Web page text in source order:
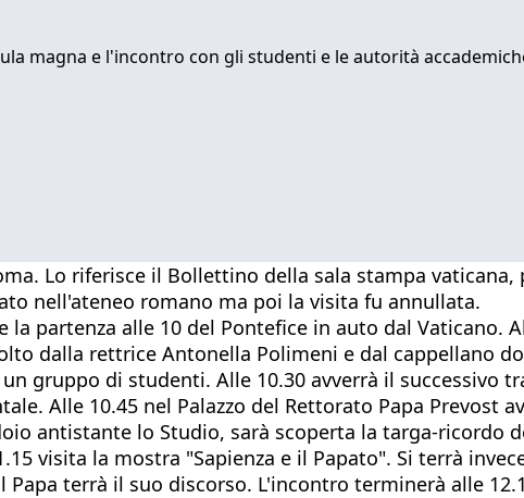
magna e l'incontro con gli studenti e le autorità
Lo riferisce il Bollettino della sala stampa
nell'ateneo romano ma poi la visita fu annullata.
partenza alle 10 del Pontefice in auto dal Vaticano.
dalla rettrice Antonella Polimeni e dal cappellano
gruppo di studenti. Alle 10.30 avverrà il successivo
Alle 10.45 nel Palazzo del Rettorato Papa Prevost
antistante lo Studio, sarà scoperta la targa-ricordo
visita la mostra "Sapienza e il Papato". Si terrà
terrà il suo discorso. L'incontro terminerà alle